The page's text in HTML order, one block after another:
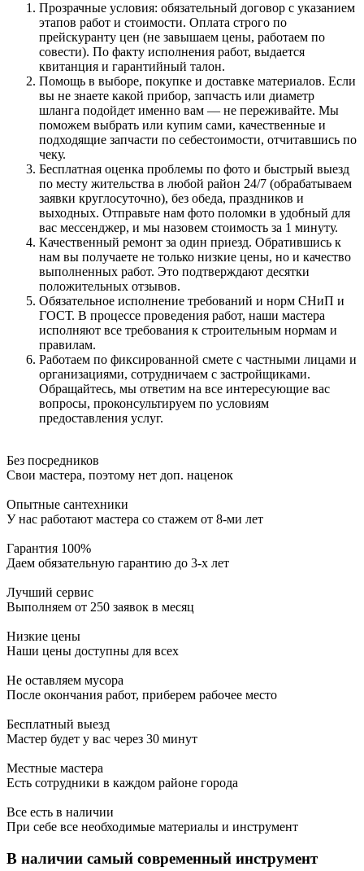
Прозрачные условия: обязательный договор с указанием
этапов работ и стоимости. Оплата строго по
прейскуранту цен (не завышаем цены, работаем по
совести). По факту исполнения работ, выдается
квитанция и гарантийный талон.
Помощь в выборе, покупке и доставке материалов. Если
вы не знаете какой прибор, запчасть или диаметр
шланга подойдет именно вам — не переживайте. Мы
поможем выбрать или купим сами, качественные и
подходящие запчасти по себестоимости, отчитавшись по
чеку.
Бесплатная оценка проблемы по фото и быстрый выезд
по месту жительства в любой район 24/7 (обрабатываем
заявки круглосуточно), без обеда, праздников и
выходных. Отправьте нам фото поломки в удобный для
вас мессенджер, и мы назовем стоимость за 1 минуту.
Качественный ремонт за один приезд. Обратившись к
нам вы получаете не только низкие цены, но и качество
выполненных работ. Это подтверждают десятки
положительных отзывов.
Обязательное исполнение требований и норм СНиП и
ГОСТ. В процессе проведения работ, наши мастера
исполняют все требования к строительным нормам и
правилам.
Работаем по фиксированной смете с частными лицами и
организациями, сотрудничаем с застройщиками.
Обращайтесь, мы ответим на все интересующие вас
вопросы, проконсультируем по условиям
предоставления услуг.
Без посредников
Свои мастера, поэтому нет доп. наценок
Опытные сантехники
У нас работают мастера со стажем от 8-ми лет
Гарантия 100%
Даем обязательную гарантию до 3-х лет
Лучший сервис
Выполняем от 250 заявок в месяц
Низкие цены
Наши цены доступны для всех
Не оставляем мусора
После окончания работ, приберем рабочее место
Бесплатный выезд
Мастер будет у вас через 30 минут
Местные мастера
Есть сотрудники в каждом районе города
Все есть в наличии
При себе все необходимые материалы и инструмент
В наличии самый современный инструмент